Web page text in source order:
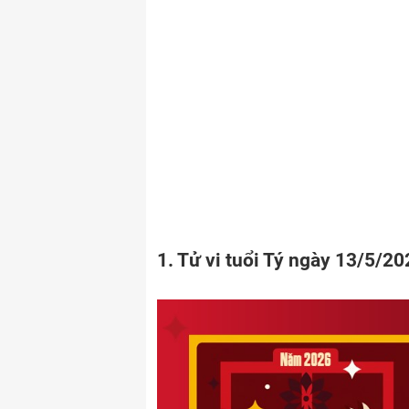
1. Tử vi tuổi Tý ngày 13/5/